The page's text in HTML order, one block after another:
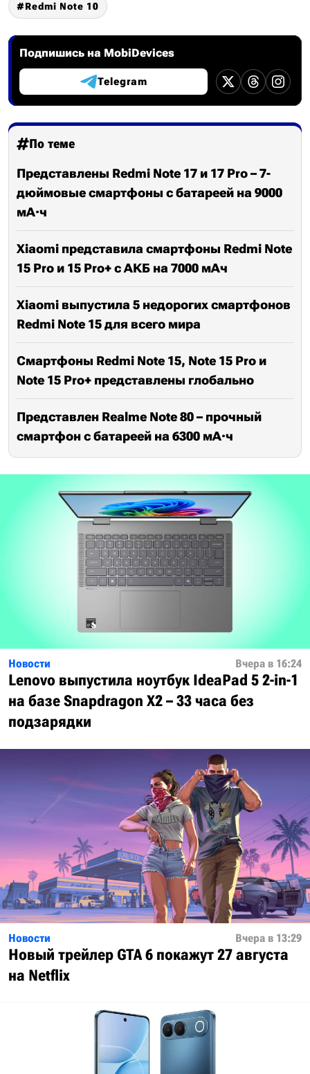
Redmi Note 10
Подпишись на MobiDevices
Telegram
По теме
Представлены Redmi Note 17 и 17 Pro – 7-
дюймовые смартфоны с батареей на 9000
мА·ч
Xiaomi представила смартфоны Redmi Note
15 Pro и 15 Pro+ с АКБ на 7000 мАч
Xiaomi выпустила 5 недорогих смартфонов
Redmi Note 15 для всего мира
Смартфоны Redmi Note 15, Note 15 Pro и
Note 15 Pro+ представлены глобально
Представлен Realme Note 80 – прочный
смартфон с батареей на 6300 мА·ч
Новости Вчера в 16:24
Lenovo выпустила ноутбук IdeaPad 5 2-in-1
на базе Snapdragon X2 – 33 часа без
подзарядки
Новости Вчера в 13:29
Новый трейлер GTA 6 покажут 27 августа
на Netflix